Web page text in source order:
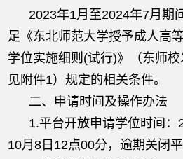
2023年1月至2024年7月期
足《东北师范大学授予成人高
学位实施细则(试行)》（东师
见附件1）规定的相关条件。
二、申请时间及操作办法
1.平台开放申请学位时间
10月8日12点00分，逾期关闭平